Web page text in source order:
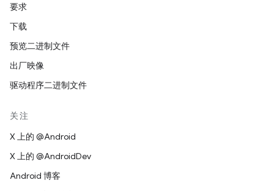
要求
下载
预览二进制文件
出厂映像
驱动程序二进制文件
关注
X 上的 @Android
X 上的 @AndroidDev
Android 博客